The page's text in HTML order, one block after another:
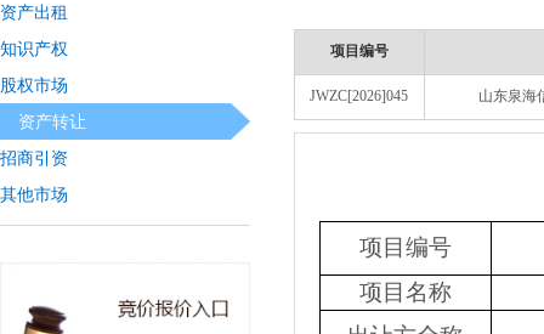
资产出租
知识产权
股权市场
资产转让
招商引资
其他市场
项目编号
JWZC[2026]045 山东泉海
项目编号
项目名称